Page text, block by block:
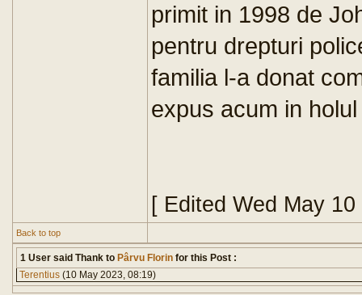
primit in 1998 de
pentru drepturi
familia l-a donat
expus acum in
[ Edited Wed May
Back to top
1 User said Thank to Pârvu Florin for this Post :
Terentius (10 May 2023, 08:19)